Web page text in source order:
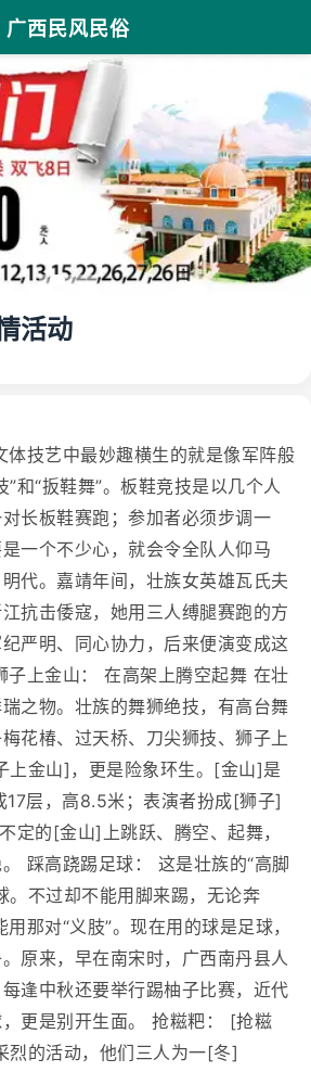
广西民风民俗
活动
体技艺中最妙趣横生的就是像军阵般
”和“扳鞋舞”。板鞋竞技是以几个人
长板鞋赛跑；参加者必须步调一
一个不少心，就会令全队人仰马
代。嘉靖年间，壮族女英雄瓦氏夫
抗击倭寇，她用三人缚腿赛跑的方
严明、同心协力，后来便演变成这
子上金山： 在高架上腾空起舞 在壮
之物。壮族的舞狮绝技，有高台舞
花椿、过天桥、刀尖狮技、狮子上
上金山]，更是险象环生。[金山]是
17层，高8.5米；表演者扮成[狮子]
定的[金山]上跳跃、腾空、起舞，
踩高跷踢足球： 这是壮族的“高脚
。不过却不能用脚来踢，无论奔
那对“义肢”。现在用的球是足球，
原来，早在南宋时，广西南丹县人
逢中秋还要举行踢柚子比赛，近代
更是别开生面。 抢糍粑： [抢糍
烈的活动，他们三人为一[冬]